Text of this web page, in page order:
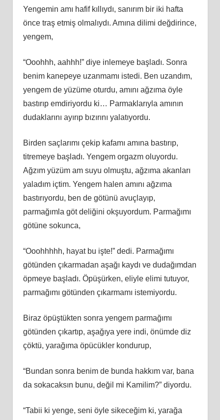
Yengemin amı hafif kıllıydı, sanırım bir iki hafta
önce traş etmiş olmalıydı. Amına dilimi değdirince,
yengem,
“Ooohhh, aahhh!” diye inlemeye başladı. Sonra
benim kanepeye uzanmamı istedi. Ben uzandım,
yengem de yüzüme oturdu, amını ağzıma öyle
bastırıp emdiriyordu ki… Parmaklarıyla amının
dudaklarını ayırıp bızırını yalatıyordu.
Birden saçlarımı çekip kafamı amına bastırıp,
titremeye başladı. Yengem orgazm oluyordu.
Ağzım yüzüm am suyu olmuştu, ağzıma akanları
yaladım içtim. Yengem halen amını ağzıma
bastırıyordu, ben de götünü avuçlayıp,
parmağımla göt deliğini okşuyordum. Parmağımı
götüne sokunca,
“Ooohhhhh, hayat bu işte!” dedi. Parmağımı
götünden çıkarmadan aşağı kaydı ve dudağımdan
öpmeye başladı. Öpüşürken, eliyle elimi tutuyor,
parmağımı götünden çıkarmamı istemiyordu.
Biraz öpüştükten sonra yengem parmağımı
götünden çıkartıp, aşağıya yere indi, önümde diz
çöktü, yarağıma öpücükler kondurup,
“Bundan sonra benim de bunda hakkım var, bana
da sokacaksın bunu, değil mi Kamilim?” diyordu.
“Tabii ki yenge, seni öyle sikeceğim ki, yarağa